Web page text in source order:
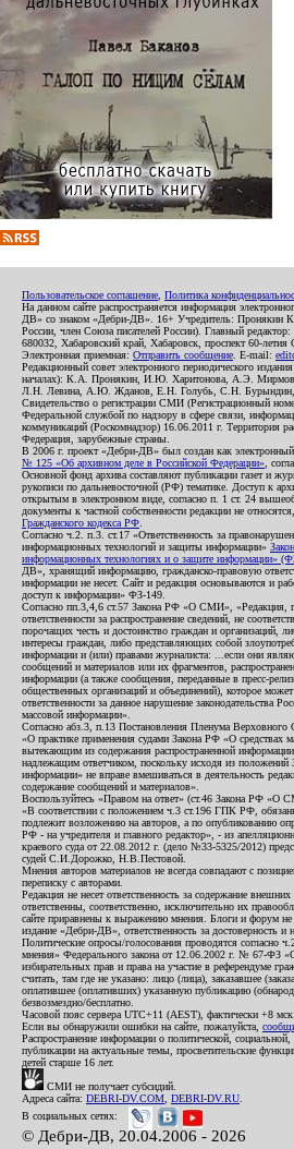
Пользовательское соглашение Политика
На данном сайте распространяется информация
ДВ» со знаком «Дебри-ДВ». 16+ Учредитель: Пронякин
России, член Союза писателей России). Главный
680032, Хабаровский край, Хабаровск, проспект 60-летия
Электронная приемная: Отправить сообщение . E-mail:
Редакционный совет электронного периодического
началах): К.А. Пронякин, И.Ю. Харитонова, А.Э.
Л.Н. Левина, А.Ю. Жданов, Е.Н. Голубь, С.Н.
Свидетельство о регистрации СМИ (Регистрационный
Федеральной службой по надзору в сфере связи,
коммуникаций (Роскомнадзор) 16.06.2011 г. Территория
Федерация, зарубежные страны.
В 2006 г. проект «Дебри-ДВ» был создан как электронный
№ 125 «Об архивном деле в Российской Федерации» ,
Основной фонд архива составляют публикации газет и
рукописи по дальневосточной (РФ) тематике. Доступ к
открытым в электронном виде, согласно п. 1 ст. 24
документы к частной собственности редакции не
Гражданского кодекса РФ
Согласно ч.2. п.3. ст.17 «Ответственность за
информационных технологий и защиты информации»
информационных технологиях и о защите информации»
ДВ», хранящий информацию, гражданско-правовую
информации не несет. Сайт и редакция основываются и
доступ к информации» ФЗ-149.
Согласно пп.3,4,6 ст.57 Закона РФ «О СМИ», «Редакция,
ответственности за распространение сведений, не
порочащих честь и достоинство граждан и организаций,
интересы граждан, либо представляющих собой
информации и (или) правами журналиста: ...если они
сообщений и материалов или их фрагментов,
информации (а также сообщения, переданные в пресс-
общественных организаций и объединений), которое
ответственности за данное нарушение законодательства
массовой информации».
Согласно абз.3, п.13 Постановления Пленума
«О практике применения судами Закона РФ «О средствах
вытекающим из содержания распространенной
надлежащим ответчиком, поскольку исходя из положений
информации» не вправе вмешиваться в деятельность
содержание сообщений и материалов».
Воспользуйтесь «Правом на ответ» (ст.46 Закона РФ «О
«В соответствии с положением ч.3 ст.196 ГПК РФ,
подлежит возложению на авторов, а по опубликованию
РФ - на учредителя и главного редактор», - из
краевого суда от 22.08.2012 г. (дело №33-5325/2012)
судей С.И.Дорожко, Н.В.Пестовой.
Мнения авторов материалов не всегда совпадают с
переписку с авторами.
Редакция не несет ответственность за содержание
ответственны, соответственно, исключительно их
сайте приравнены к выражению мнения. Блоги и форум не
издание «Дебри-ДВ», ответственность за достоверность и
Политические опросы/голосования проводятся согласно
мнения» Федерального закона от 12.06.2002 г. № 67-ФЗ
избирательных прав и права на участие в референдуме
считать, там где не указано: лицо (лица), заказавшее
оплатившее (оплативших) указанную публикацию
безвозмездно/бесплатно.
Часовой пояс сервера UTC+11 (AEST), фактически +8 мск.
Если вы обнаружили ошибки на сайте, пожалуйста,
Распространение информации о политической,
публикации на актуальные темы, просветительские
детей старше 16 лет.
СМИ не получает субсидий.
Адреса сайта: DEBRI-DV.COM DEBRI-DV.RU
В социальных сетях:
© Дебри-ДВ, 20.04.2006 - 2026